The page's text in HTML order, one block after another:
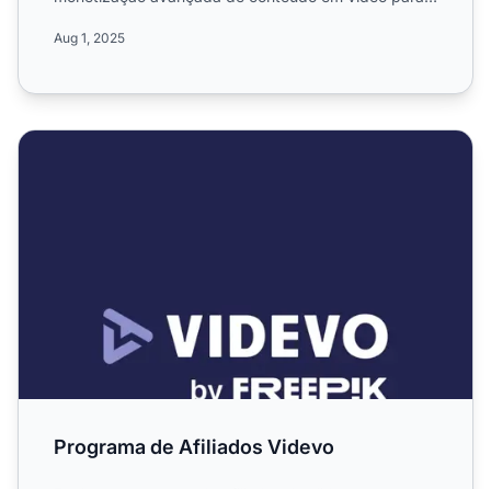
Aug 1, 2025
Programa de Afiliados Videvo
Programa de Afiliados Videvo